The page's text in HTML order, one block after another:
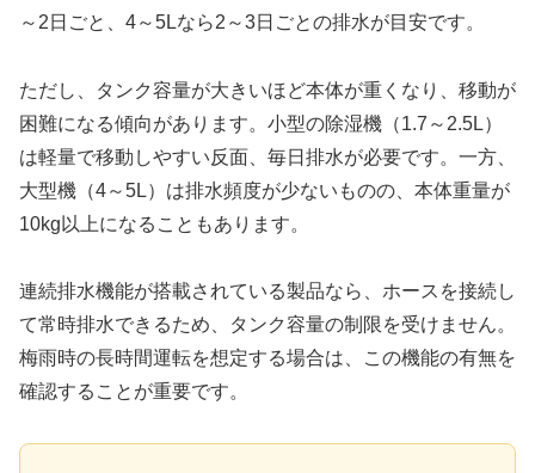
～2日ごと、4～5Lなら2～3日ごとの排水が目安です。
ただし、タンク容量が大きいほど本体が重くなり、移動が
困難になる傾向があります。小型の除湿機（1.7～2.5L）
は軽量で移動しやすい反面、毎日排水が必要です。一方、
大型機（4～5L）は排水頻度が少ないものの、本体重量が
10kg以上になることもあります。
連続排水機能が搭載されている製品なら、ホースを接続し
て常時排水できるため、タンク容量の制限を受けません。
梅雨時の長時間運転を想定する場合は、この機能の有無を
確認することが重要です。